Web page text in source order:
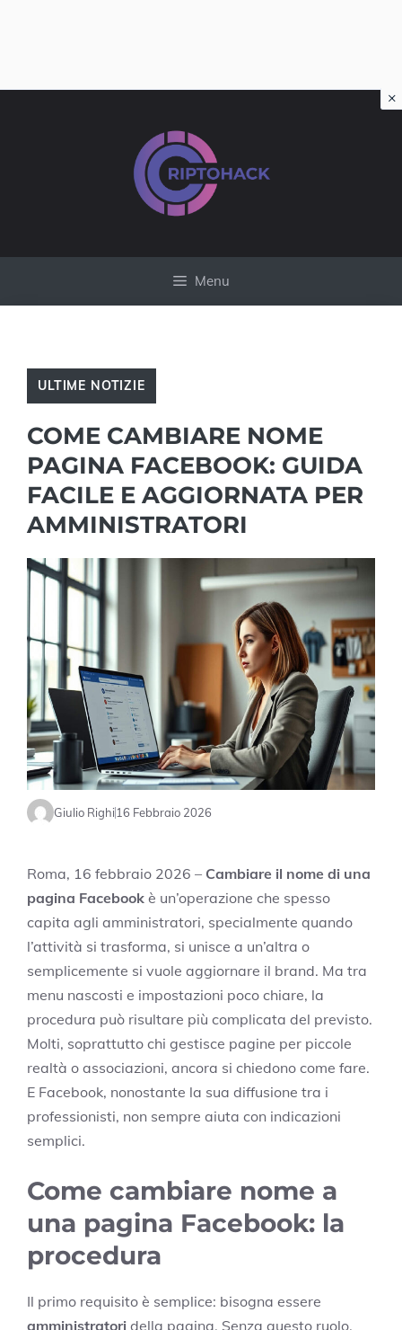
Menu
ULTIME NOTIZIE
COME CAMBIARE NOME
PAGINA FACEBOOK: GUIDA
FACILE E AGGIORNATA PER
AMMINISTRATORI
Giulio Righi16 Febbraio 2026
Roma, 16 febbraio 2026 – Cambiare il nome di una
pagina Facebook è un’operazione che spesso
capita agli amministratori, specialmente quando
l’attività si trasforma, si unisce a un’altra o
semplicemente si vuole aggiornare il brand. Ma tra
menu nascosti e impostazioni poco chiare, la
procedura può risultare più complicata del previsto.
Molti, soprattutto chi gestisce pagine per piccole
realtà o associazioni, ancora si chiedono come fare.
E Facebook, nonostante la sua diffusione tra i
professionisti, non sempre aiuta con indicazioni
semplici.
Come cambiare nome a
una pagina Facebook: la
procedura
Il primo requisito è semplice: bisogna essere
amministratori della pagina. Senza questo ruolo,
×